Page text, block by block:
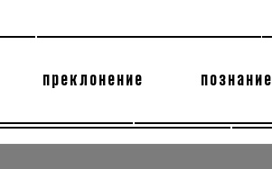
преклонение познание